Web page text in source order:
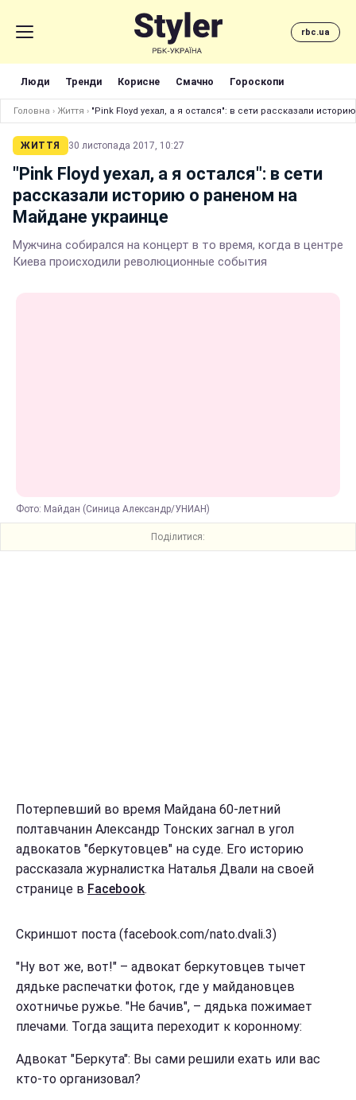
rbc.ua
Люди Тренди Корисне Смачно Гороскопи
Головна › Життя › "Pink Floyd уехал, а я остался": в сети рассказали
ЖИТТЯ 30 листопада 2017, 10:27
"Pink Floyd уехал, а я остался": в сети
рассказали историю о раненом на
Майдане украинце
Мужчина собирался на концерт в то время, когда в центре
Киева происходили революционные события
Фото: Майдан (Синица Александр/УНИАН)
Поділитися:
Потерпевший во время Майдана 60-летний
полтавчанин Александр Тонских загнал в угол
адвокатов "беркутовцев" на суде. Его историю
рассказала журналистка Наталья Двали на своей
странице в Facebook.
Скриншот поста (facebook.com/nato.dvali.3)
"Ну вот же, вот!" – адвокат беркутовцев тычет
дядьке распечатки фоток, где у майдановцев
охотничье ружье. "Не бачив", – дядька пожимает
плечами. Тогда защита переходит к коронному:
Адвокат "Беркута": Вы сами решили ехать или вас
кто-то организовал?